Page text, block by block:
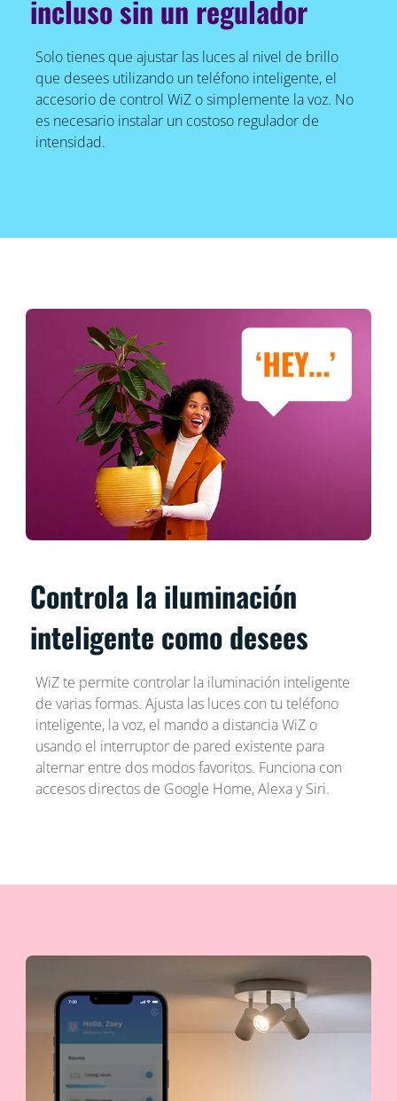
incluso sin un regulador
Solo tienes que ajustar las luces al nivel de brillo
que desees utilizando un teléfono inteligente, el
accesorio de control WiZ o simplemente la voz. No
es necesario instalar un costoso regulador de
intensidad.
Controla la iluminación
inteligente como desees
WiZ te permite controlar la iluminación inteligente
de varias formas. Ajusta las luces con tu teléfono
inteligente, la voz, el mando a distancia WiZ o
usando el interruptor de pared existente para
alternar entre dos modos favoritos. Funciona con
accesos directos de Google Home, Alexa y Siri.